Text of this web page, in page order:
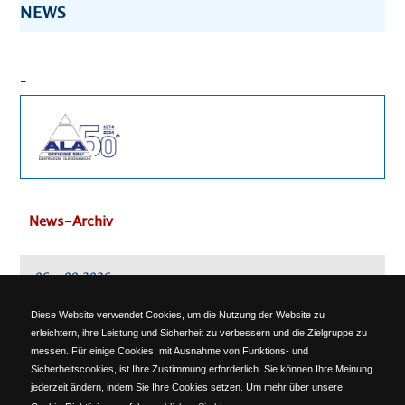
Diese Website verwendet Cookies, um die Nutzung der Website zu
erleichtern, ihre Leistung und Sicherheit zu verbessern und die Zielgruppe zu
messen. Für einige Cookies, mit Ausnahme von Funktions- und
Sicherheitscookies, ist Ihre Zustimmung erforderlich. Sie können Ihre Meinung
jederzeit ändern, indem Sie Ihre Cookies setzen. Um mehr über unsere
NEWS
-
News-Archiv
06 - 09 2026
ALA OFFICINE SPA
Località Ponte del Cantone, 5 - 25010 Pozzolengo (BS) - ITALY -
Phone: +39 030 918223 - Telefax: +39 030 918576 -